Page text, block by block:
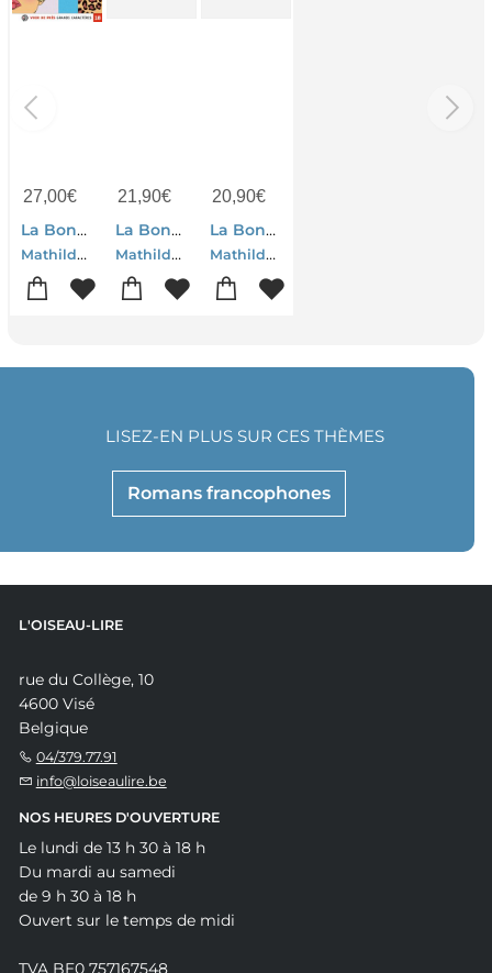
27,00€
La Bonne Mere
Mathilda Di Matteo
21,90€
La Bonne Mere - Edition Collector
Mathilda Di Matteo
20,90€
La Bonne Mere
Mathilda Di Matteo
Romans francophones
LISEZ-EN PLUS SUR CES THÈMES
L'OISEAU-LIRE
rue du Collège, 10
4600 Visé
Belgique
04/379.77.91
info@loiseaulire.be
NOS HEURES D'OUVERTURE
Le lundi de 13 h 30 à 18 h
Du mardi au samedi
de 9 h 30 à 18 h
Ouvert sur le temps de midi
TVA BE0 757167548